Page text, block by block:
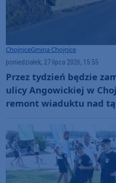
ChojniceGmina Chojnice
poniedziałek, 27 lipca 2026, 15:55
Przez tydzień będzie
ulicy Angowickiej w
remont wiaduktu nad